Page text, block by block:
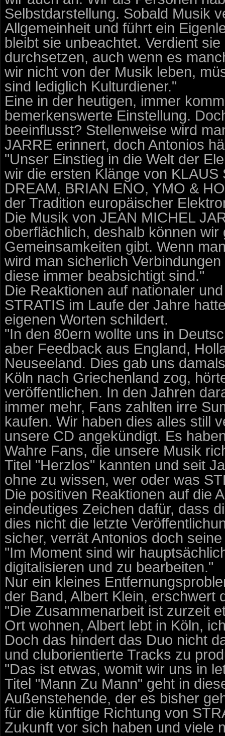
Selbstdarstellung. Sobald Musik
Allgemeinheit und führt ein
bleibt sie unbeachtet. Verdient
durchsetzen, auch wenn es
wir nicht von der Musik leben,
sind lediglich Kulturdiener."
Eine in der heutigen, immer
bemerkenswerte Einstellung.
beeinflusst? Stellenweise wird
JARRE erinnert, doch Antonios
"Unser Einstieg in die Welt der
wir die ersten Klänge von
DREAM, BRIAN ENO, YMO &
der Tradition europäischer
Die Musik von JEAN MICHEL
oberflächlich, deshalb können
Gemeinsamkeiten gibt. Wenn
wird man sicherlich
diese immer beabsichtigt sind."
Die Reaktionen auf nationaler
STRATIS im Laufe der Jahre
eigenen Worten schildert.
"In den 80ern wollte uns in
aber Feedback aus England,
Neuseeland. Dies gab uns
Köln nach Griechenland zog,
veröffentlichen. In den Jahren
immer mehr, Fans zahlten irre
kaufen. Wir haben dies alles still
unsere CD angekündigt. Es
Wahre Fans, die unsere Musik
Titel "Herzlos" kannten und seit
ohne zu wissen, wer oder was
Die positiven Reaktionen auf die
eindeutiges Zeichen dafür, dass
dies nicht die letzte
sicher, verrät Antonios doch
"Im Moment sind wir
digitalisieren und zu bearbeiten."
Nur ein kleines
der Band, Albert Klein, erschwert
"Die Zusammenarbeit ist zurzeit
Ort wohnen, Albert lebt in Köln,
Doch das hindert das Duo nicht
und cluborientierte Tracks zu
"Das ist etwas, womit wir uns in
Titel "Mann Zu Mann" geht in
Außenstehende, der es bisher
für die künftige Richtung von
Zukunft vor sich haben und viele